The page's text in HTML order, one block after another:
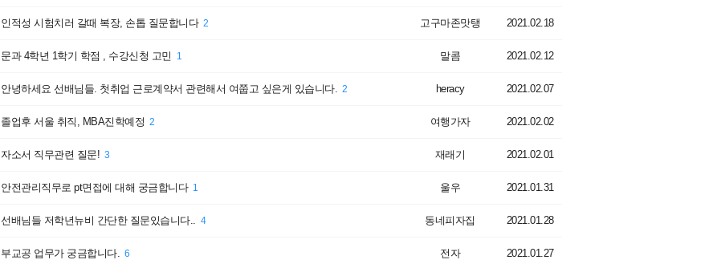
인적성 시험치러 갈때 복장, 손톱 질문합니다 2 고구마존맛탱 2021.02.18
문과 4학년 1학기 학점 , 수강신청 고민 1 말콤 2021.02.12
안녕하세요 선배님들. 첫취업 근로계약서 관련해서 여쭙고 싶은게 있습니다. 2 heracy 2021.02.07
졸업후 서울 취직, MBA진학예정 2 여행가자 2021.02.02
자소서 직무관련 질문! 3 재래기 2021.02.01
안전관리직무로 pt면접에 대해 궁금합니다 1 울우 2021.01.31
선배님들 저학년뉴비 간단한 질문있습니다.. 4 동네피자집 2021.01.28
부교공 업무가 궁금합니다. 6 전자 2021.01.27